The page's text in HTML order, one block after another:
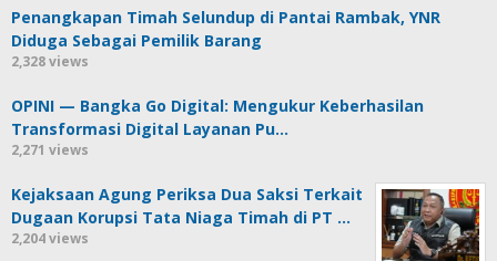
Penangkapan Timah Selundup di Pantai Rambak, YNR
Diduga Sebagai Pemilik Barang
2,328 views
OPINI — Bangka Go Digital: Mengukur Keberhasilan
Transformasi Digital Layanan Pu…
2,271 views
Kejaksaan Agung Periksa Dua Saksi Terkait
Dugaan Korupsi Tata Niaga Timah di PT …
2,204 views